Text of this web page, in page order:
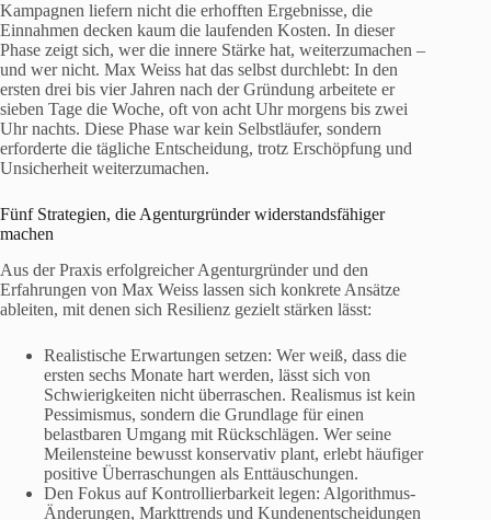
Kampagnen liefern nicht die erhofften Ergebnisse, die
Einnahmen decken kaum die laufenden Kosten. In dieser
Phase zeigt sich, wer die innere Stärke hat, weiterzumachen –
und wer nicht. Max Weiss hat das selbst durchlebt: In den
ersten drei bis vier Jahren nach der Gründung arbeitete er
sieben Tage die Woche, oft von acht Uhr morgens bis zwei
Uhr nachts. Diese Phase war kein Selbstläufer, sondern
erforderte die tägliche Entscheidung, trotz Erschöpfung und
Unsicherheit weiterzumachen.
Fünf Strategien, die Agenturgründer widerstandsfähiger
machen
Aus der Praxis erfolgreicher Agenturgründer und den
Erfahrungen von Max Weiss lassen sich konkrete Ansätze
ableiten, mit denen sich Resilienz gezielt stärken lässt:
Realistische Erwartungen setzen: Wer weiß, dass die
ersten sechs Monate hart werden, lässt sich von
Schwierigkeiten nicht überraschen. Realismus ist kein
Pessimismus, sondern die Grundlage für einen
belastbaren Umgang mit Rückschlägen. Wer seine
Meilensteine bewusst konservativ plant, erlebt häufiger
positive Überraschungen als Enttäuschungen.
Den Fokus auf Kontrollierbarkeit legen: Algorithmus-
Änderungen, Markttrends und Kundenentscheidungen